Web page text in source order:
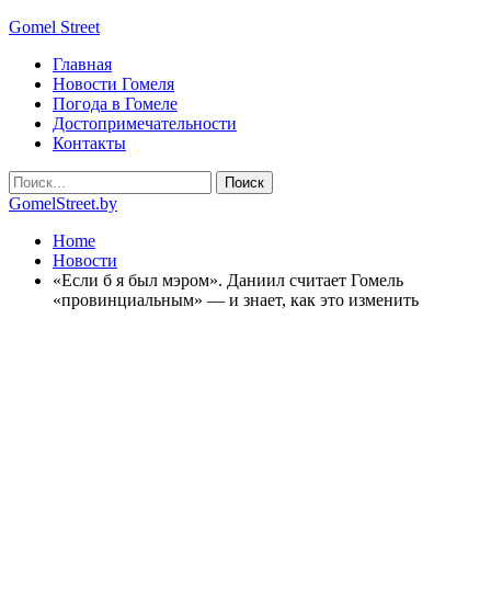
Gomel Street
Главная
Новости Гомеля
Погода в Гомеле
Достопримечательности
Контакты
GomelStreet.by
Home
Новости
«Если б я был мэром». Даниил считает Гомель
«провинциальным» — и знает, как это изменить